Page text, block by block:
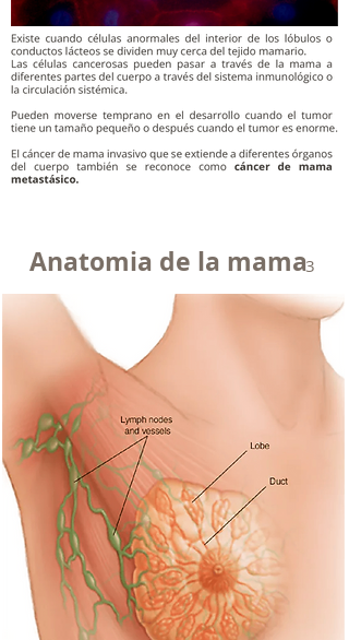
Anatomia de la mama3